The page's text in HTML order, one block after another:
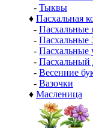
- Тыквы
♦ Пасхальная
- Пасхальные
- Пасхальные
- Пасхальные
- Пасхальный
- Весенние
- Вазочки
♦ Масленица